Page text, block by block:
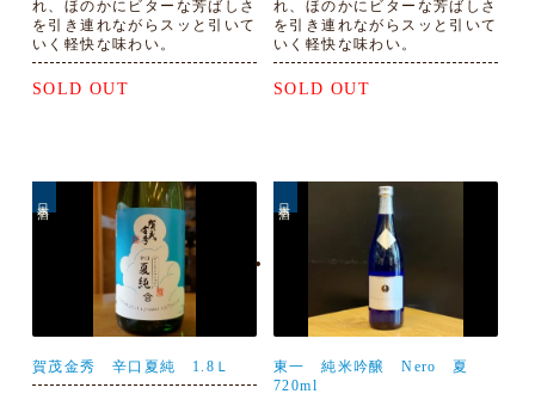
れ、ほのかにビターな芳ばしさ
を引き連れながらスッと引いて
いく軽快な味わい。
SOLD OUT
れ、ほのかにビターな芳ばしさ
を引き連れながらスッと引いて
いく軽快な味わい。
SOLD OUT
賀茂金秀 辛口夏純 1.8Ｌ
東一 純米吟醸 Nero 夏
720ml